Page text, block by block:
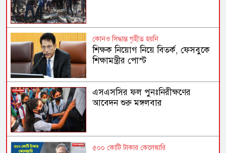
কোনও সিদ্ধান্ত গৃহীত হয়নি
শিক্ষক নিয়োগ নিয়ে বিতর্ক, ফেসবুকে
শিক্ষামন্ত্রীর পোস্ট
এসএসসির ফল পুনঃনিরীক্ষণের
আবেদন শুরু মঙ্গলবার
৫০০ কোটি টাকার কেলেঙ্কারি